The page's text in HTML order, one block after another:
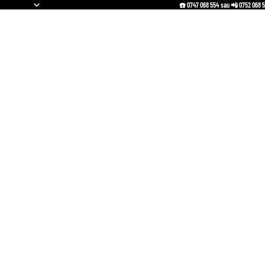
☎️ 0747 068 554 sau 📲 0752 068